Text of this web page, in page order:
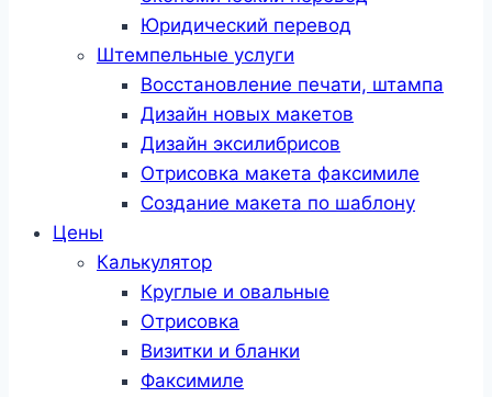
Юридический перевод
Штемпельные услуги
Восстановление печати, штампа
Дизайн новых макетов
Дизайн эксилибрисов
Отрисовка макета факсимиле
Создание макета по шаблону
Цены
Калькулятор
Круглые и овальные
Отрисовка
Визитки и бланки
Факсимиле